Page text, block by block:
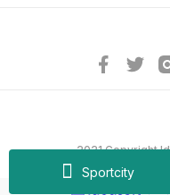
Sportcity
2021 Copyright